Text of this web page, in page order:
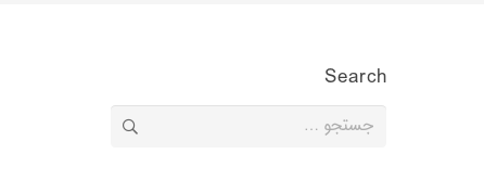
Search
جستجو